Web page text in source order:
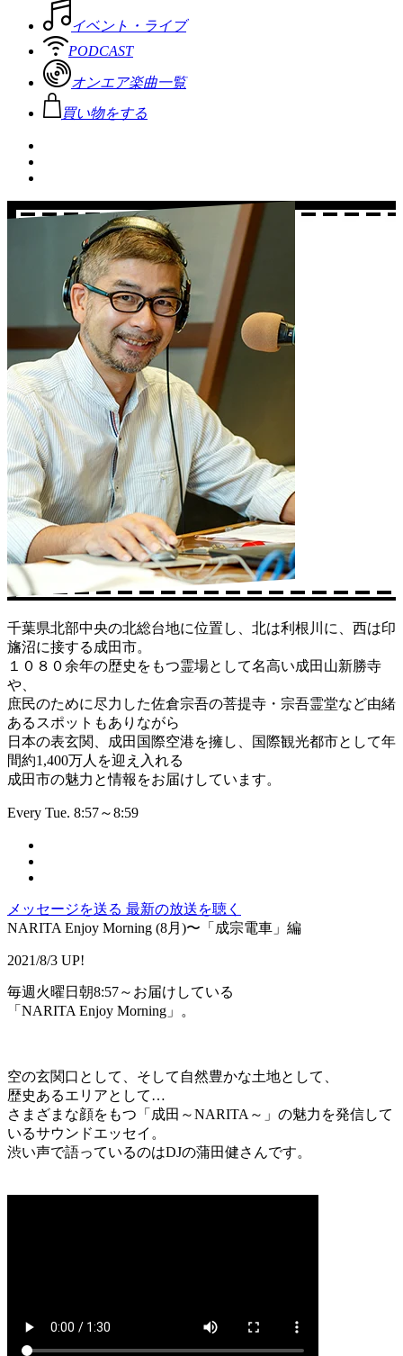
イベント・ライブ
PODCAST
オンエア楽曲一覧
買い物をする
千葉県北部中央の北総台地に位置し、北は利根川に、西は印
旛沼に接する成田市。
１０８０余年の歴史をもつ霊場として名高い成田山新勝寺
や、
庶民のために尽力した佐倉宗吾の菩提寺・宗吾霊堂など由緒
あるスポットもありながら
日本の表玄関、成田国際空港を擁し、国際観光都市として年
間約1,400万人を迎え入れる
成田市の魅力と情報をお届けしています。
Every Tue. 8:57～8:59
メッセージを送る 最新の放送を聴く
NARITA Enjoy Morning (8月)〜「成宗電車」編
2021/8/3 UP!
毎週火曜日朝8:57～お届けしている
「NARITA Enjoy Morning」。
空の玄関口として、そして自然豊かな土地として、
歴史あるエリアとして…
さまざまな顔をもつ「成田～NARITA～」の魅力を発信して
いるサウンドエッセイ。
渋い声で語っているのはDJの蒲田健さんです。